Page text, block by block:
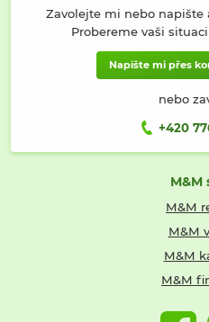
Zavolejte mi nebo napište
Probereme vaši
Napište mi přes
nebo
+420
M&M
M&M
M&M
M&M
M&M